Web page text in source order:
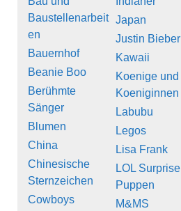
Baustellenarbeit
en
Bauernhof
Beanie Boo
Berühmte
Sänger
Blumen
China
Chinesische
Sternzeichen
Cowboys
Japan
Justin Bieber
Kawaii
Koenige und
Koeniginnen
Labubu
Legos
Lisa Frank
LOL Surprise
Puppen
M&MS